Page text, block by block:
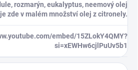
rozmarýn, eukalyptus, neemový olej
zde v malém množství olej z citronely.
embed/15ZLokY4QMY?
si=xEWHw6cjlPuUv5b1